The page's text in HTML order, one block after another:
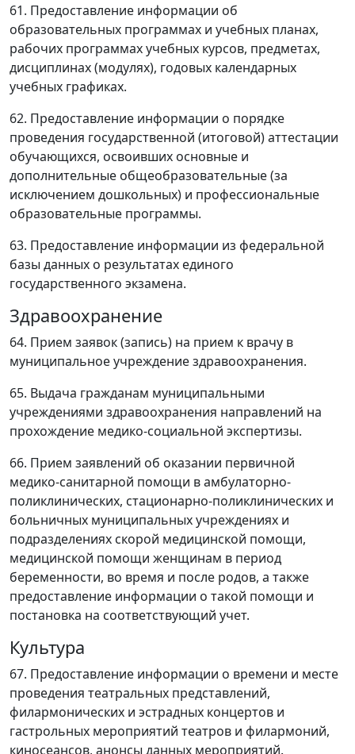
61. Предоставление информации об
образовательных программах и учебных планах,
рабочих программах учебных курсов, предметах,
дисциплинах (модулях), годовых календарных
учебных графиках.
62. Предоставление информации о порядке
проведения государственной (итоговой) аттестации
обучающихся, освоивших основные и
дополнительные общеобразовательные (за
исключением дошкольных) и профессиональные
образовательные программы.
63. Предоставление информации из федеральной
базы данных о результатах единого
государственного экзамена.
Здравоохранение
64. Прием заявок (запись) на прием к врачу в
муниципальное учреждение здравоохранения.
65. Выдача гражданам муниципальными
учреждениями здравоохранения направлений на
прохождение медико-социальной экспертизы.
66. Прием заявлений об оказании первичной
медико-санитарной помощи в амбулаторно-
поликлинических, стационарно-поликлинических и
больничных муниципальных учреждениях и
подразделениях скорой медицинской помощи,
медицинской помощи женщинам в период
беременности, во время и после родов, а также
предоставление информации о такой помощи и
постановка на соответствующий учет.
Культура
67. Предоставление информации о времени и месте
проведения театральных представлений,
филармонических и эстрадных концертов и
гастрольных мероприятий театров и филармоний,
киносеансов, анонсы данных мероприятий.